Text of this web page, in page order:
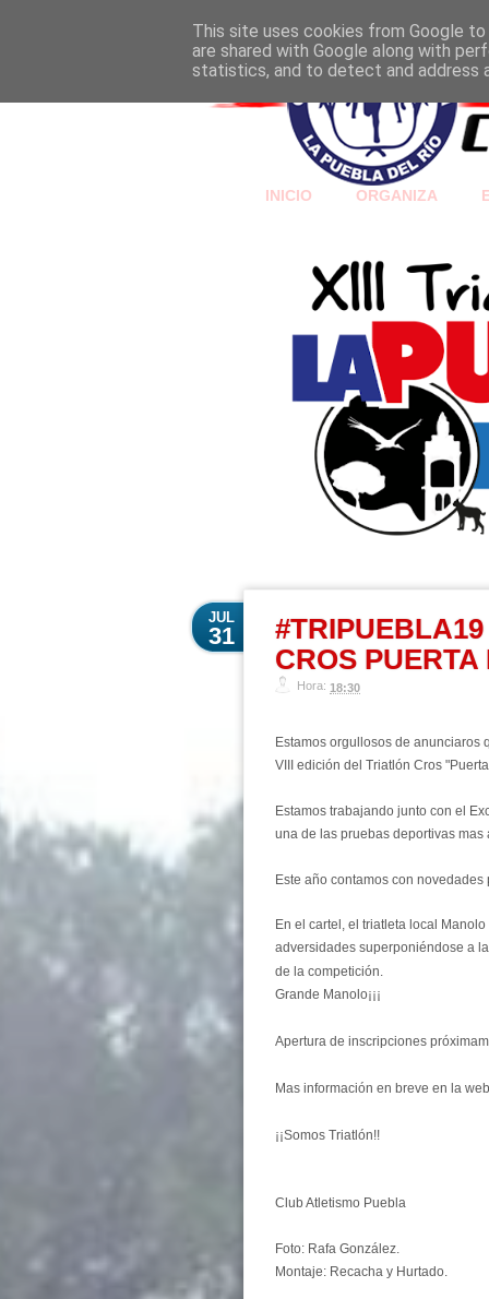
INICIO ORGANIZA
CROS
JUL
31
Hora: 18:30
Estamos orgullosos de anunciaros
VIII edición del Triatlón Cros
Estamos trabajando junto con el
una de las pruebas deportivas
Este año contamos con
En el cartel, el triatleta local
adversidades superponiéndose a
de la competición.
Grande Manolo¡¡¡
Apertura de inscripciones
Mas información en breve en la
¡¡Somos Triatlón!!
Club Atletismo Puebla
Foto: Rafa González.
Montaje: Recacha y Hurtado.
This site uses cookies from Google
are shared with Google along with
statistics, and to detect and address